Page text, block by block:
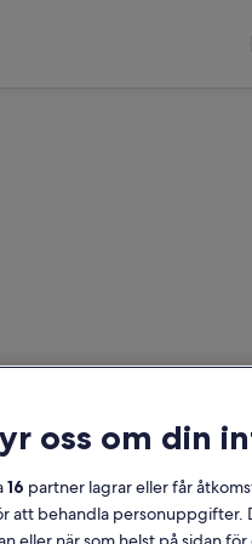
–
Datum
oss om din
16 partner lagrar eller får
att behandla personuppgifter.